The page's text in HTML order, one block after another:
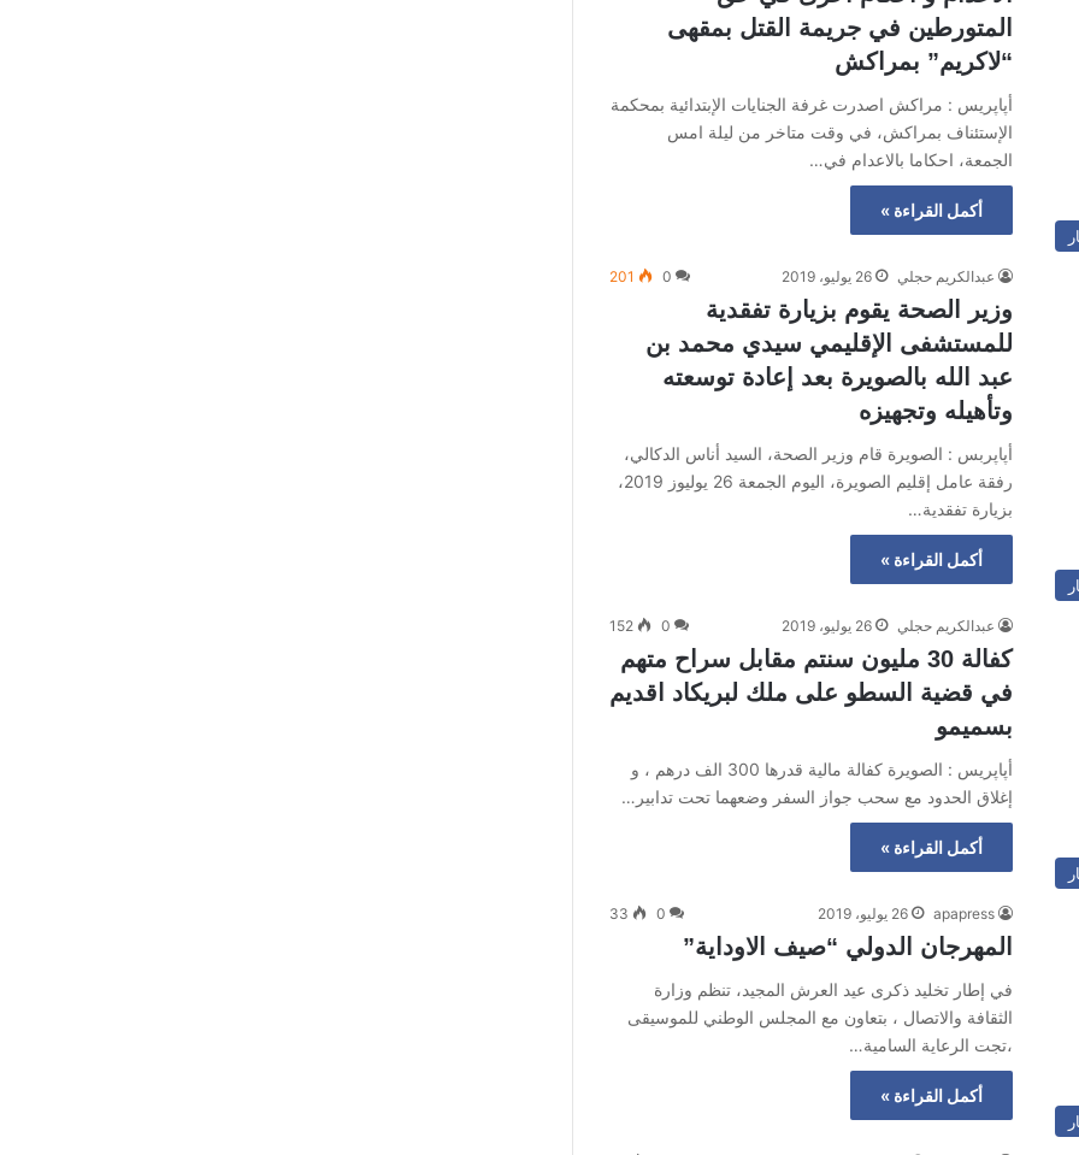
المتورطين في جريمة القتل بمقهى
“لاكريم” بمراكش
أپاپريس : مراكش اصدرت غرفة الجنايات الإبتدائية بمحكمة
الإستئناف بمراكش، في وقت متاخر من ليلة امس
الجمعة، احكاما بالاعدام في…
أكمل القراءة »
عبدالكريم حجلي 26 يوليو، 2019 0
201
وزير الصحة يقوم بزيارة تفقدية
للمستشفى الإقليمي سيدي محمد بن
عبد الله بالصويرة بعد إعادة توسعته
وتأهيله وتجهيزه
أپاپربس : الصويرة قام وزير الصحة، السيد أناس الدكالي،
رفقة عامل إقليم الصويرة، اليوم الجمعة 26 يوليوز 2019،
بزيارة تفقدية…
أكمل القراءة »
عبدالكريم حجلي 26 يوليو، 2019 0
152
كفالة 30 مليون سنتم مقابل سراح متهم
في قضية السطو على ملك لبريكاد اقديم
بسميمو
أپاپريس : الصويرة كفالة مالية قدرها 300 الف درهم ، و
إغلاق الحدود مع سحب جواز السفر وضعهما تحت تدابير…
أكمل القراءة »
apapress 26 يوليو، 2019 0
33
المهرجان الدولي “صيف الاوداية”
في إطار تخليد ذكرى عيد العرش المجيد، تنظم وزارة
الثقافة والاتصال ، بتعاون مع المجلس الوطني للموسيقى
،تجت الرعاية السامية…
أكمل القراءة »